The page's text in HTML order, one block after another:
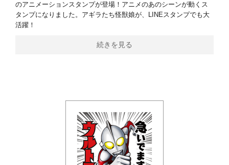
のアニメーションスタンプが登場！アニメのあのシーンが動くス
タンプになりました。アギラたち怪獣娘が、LINEスタンプでも大
活躍！
続きを見る